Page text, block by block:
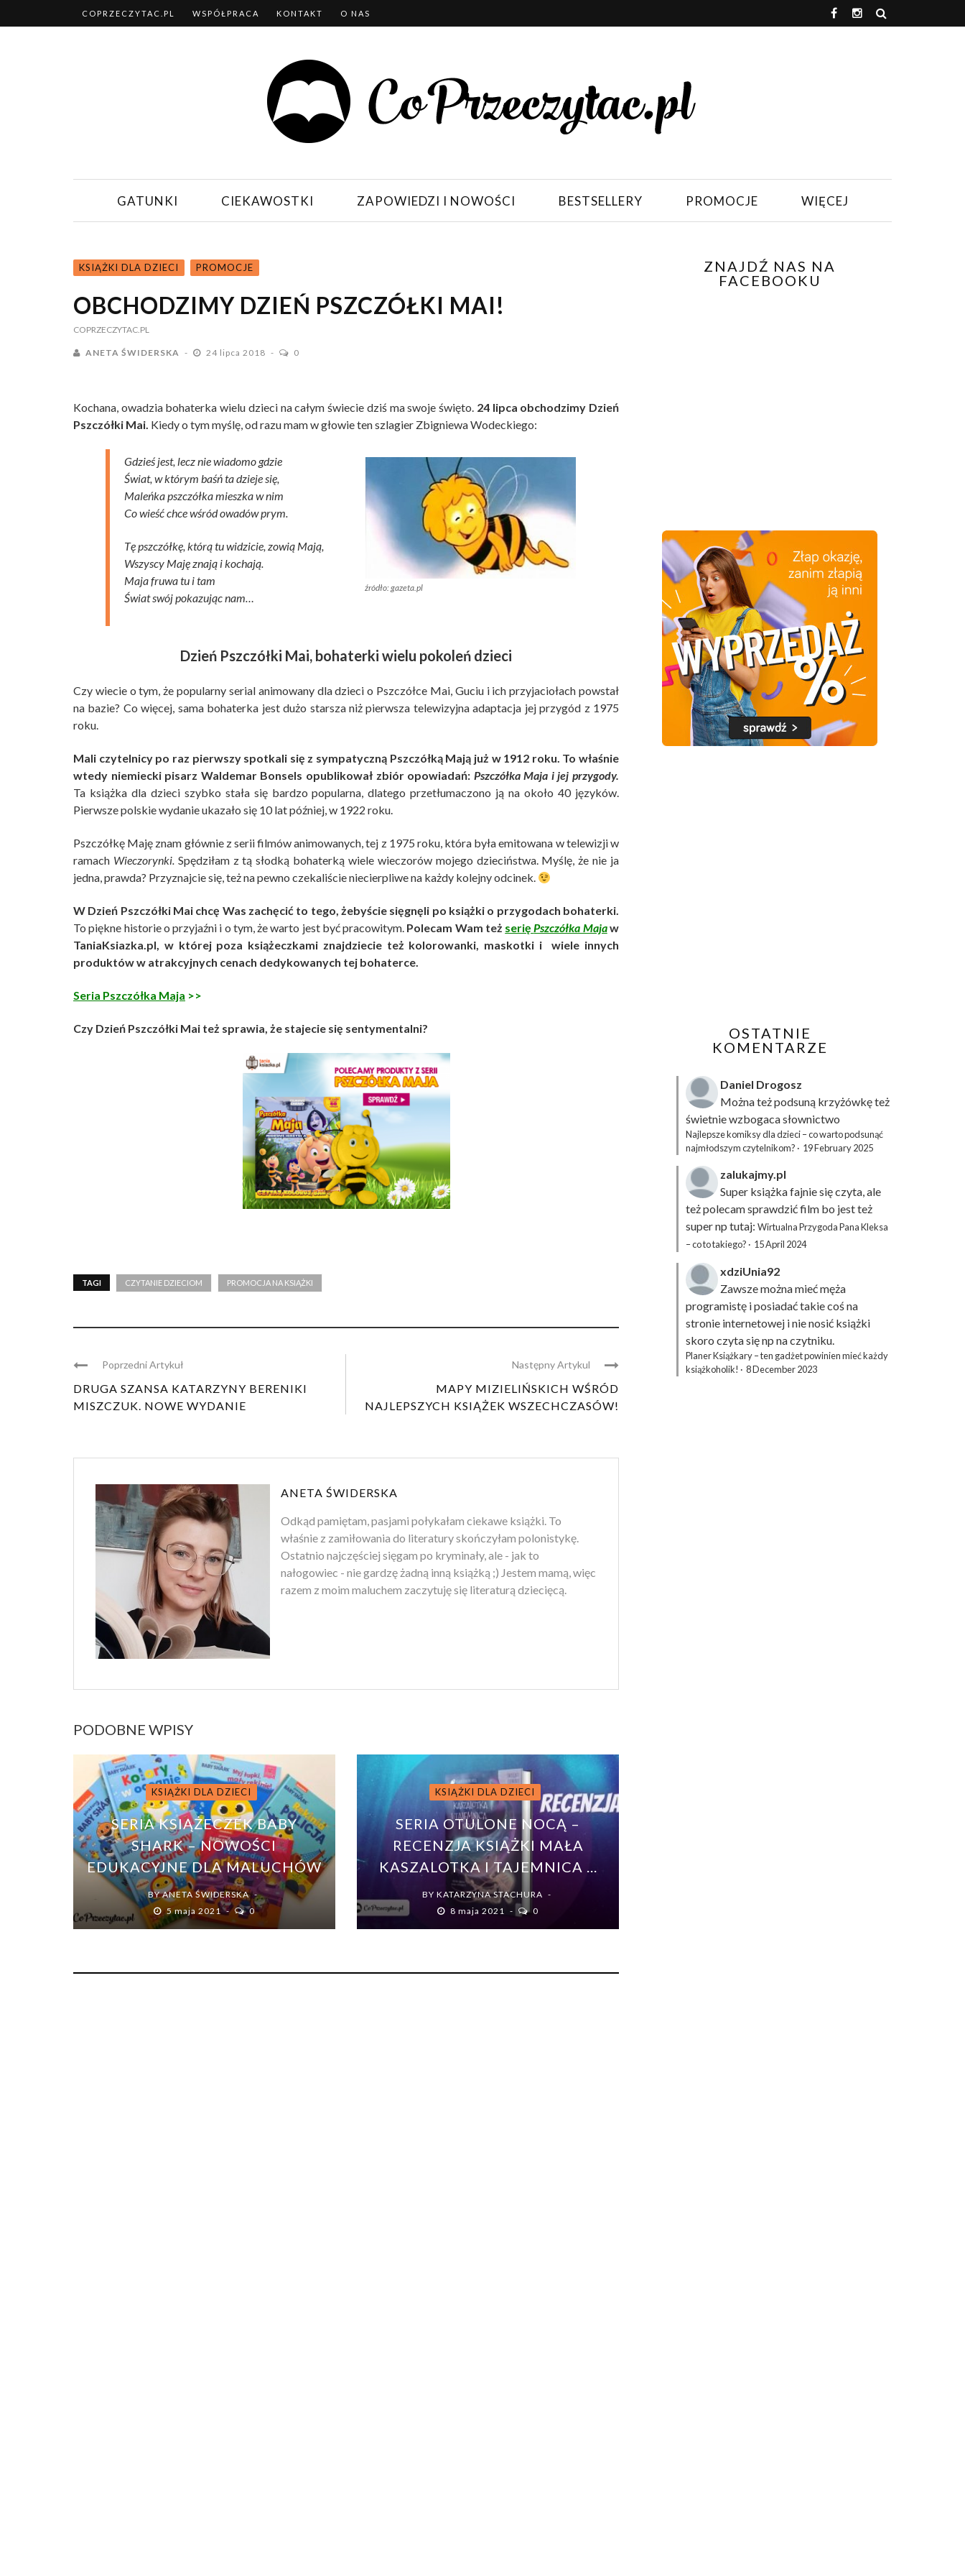
COPRZECZYTAC.PL WSPÓŁPRACA KONTAKT O NAS
GATUNKI CIEKAWOSTKI ZAPOWIEDZI I NOWOŚCI BESTSELLERY PROMOCJE WIĘCEJ
KSIĄŻKI DLA DZIECI PROMOCJE
OBCHODZIMY DZIEŃ PSZCZÓŁKI MAI!
COPRZECZYTAC.PL
ANETA ŚWIDERSKA 24 lipca 2018 0
Kochana, owadzia bohaterka wielu dzieci na całym świecie dziś ma swoje święto. 24 lipca obchodzimy Dzień
Pszczółki Mai. Kiedy o tym myślę, od razu mam w głowie ten szlagier Zbigniewa Wodeckiego:
źródło: gazeta.pl
Gdzieś jest, lecz nie wiadomo gdzie
Świat, w którym baśń ta dzieje się,
Maleńka pszczółka mieszka w nim
Co wieść chce wśród owadów prym.
Tę pszczółkę, którą tu widzicie, zowią Mają,
Wszyscy Maję znają i kochają.
Maja fruwa tu i tam
Świat swój pokazując nam…
Dzień Pszczółki Mai, bohaterki wielu pokoleń dzieci
Czy wiecie o tym, że popularny serial animowany dla dzieci o Pszczółce Mai, Guciu i ich przyjaciołach powstał
na bazie? Co więcej, sama bohaterka jest dużo starsza niż pierwsza telewizyjna adaptacja jej przygód z 1975
roku.
Mali czytelnicy po raz pierwszy spotkali się z sympatyczną Pszczółką Mają już w 1912 roku. To właśnie
wtedy niemiecki pisarz Waldemar Bonsels opublikował zbiór opowiadań: Pszczółka Maja i jej przygody.
Ta książka dla dzieci szybko stała się bardzo popularna, dlatego przetłumaczono ją na około 40 języków.
Pierwsze polskie wydanie ukazało się 10 lat później, w 1922 roku.
Pszczółkę Maję znam głównie z serii filmów animowanych, tej z 1975 roku, która była emitowana w telewizji w
ramach Wieczorynki. Spędziłam z tą słodką bohaterką wiele wieczorów mojego dzieciństwa. Myślę, że nie ja
jedna, prawda? Przyznajcie się, też na pewno czekaliście niecierpliwe na każdy kolejny odcinek.
W Dzień Pszczółki Mai chcę Was zachęcić to tego, żebyście sięgnęli po książki o przygodach bohaterki.
To piękne historie o przyjaźni i o tym, że warto jest być pracowitym. Polecam Wam też serięPszczółka Majaw
TaniaKsiazka.pl, w której poza książeczkami znajdziecie też kolorowanki, maskotki i wiele innych
produktów w atrakcyjnych cenach dedykowanych tej bohaterce.
Seria Pszczółka Maja >>
Czy Dzień Pszczółki Mai też sprawia, że stajecie się sentymentalni?
TAGI CZYTANIE DZIECIOM PROMOCJA NA KSIĄŻKI
Poprzedni Artykuł
DRUGA SZANSA KATARZYNY BERENIKI
MISZCZUK. NOWE WYDANIE
Następny Artykul
MAPY MIZIELIŃSKICH WŚRÓD
NAJLEPSZYCH KSIĄŻEK WSZECHCZASÓW!
ANETA ŚWIDERSKA
Odkąd pamiętam, pasjami połykałam ciekawe książki. To
właśnie z zamiłowania do literatury skończyłam polonistykę.
Ostatnio najczęściej sięgam po kryminały, ale - jak to
nałogowiec - nie gardzę żadną inną książką ;) Jestem mamą, więc
razem z moim maluchem zaczytuję się literaturą dziecięcą.
PODOBNE WPISY
KSIĄŻKI DLA DZIECI
SERIA KSIĄŻECZEK BABY
SHARK – NOWOŚCI
EDUKACYJNE DLA MALUCHÓW
BYANETA ŚWIDERSKA
5 maja 2021
0
KSIĄŻKI DLA DZIECI
SERIA OTULONE NOCĄ –
RECENZJA KSIĄŻKI MAŁA
KASZALOTKA I TAJEMNICA ...
BY KATARZYNA STACHURA
8 maja 2021
0
ZNAJDŹ NAS NA
FACEBOOKU
OSTATNIE
KOMENTARZE
Daniel Drogosz
Można też podsuną krzyżówkęteż
świetnie wzbogaca słownictwo
Najlepsze komiksy dla dzieci – co warto podsunąć
najmłodszym czytelnikom? · 19 February 2025
zalukajmy.pl
Super książka fajnie się czyta, ale
też polecam sprawdzić film bo jest też
super np tutaj: Wirtualna Przygoda Pana Kleksa
– co to takiego? · 15 April 2024
xdziUnia92
Zawsze można mieć męża
programistę i posiadać takie coś na
stronie internetowej i nie nosić książki
skoro czyta się np na czytniku.
Planer Książkary – ten gadżet powinien mieć każdy
książkoholik! · 8 December 2023